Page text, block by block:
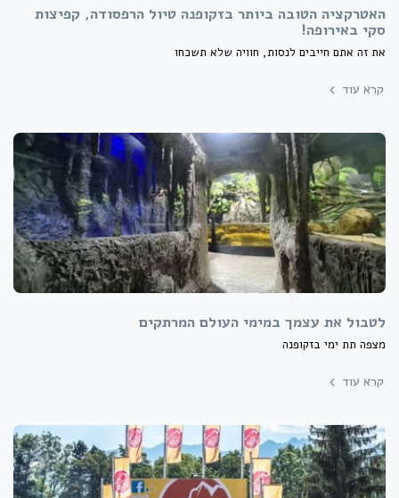
האטרקציה הטובה ביותר בזקופנה טיול הרפסודה, קפיצות
סקי באירופה!
את זה אתם חייבים לנסות, חוויה שלא תשכחו
קרא עוד
לטבול את עצמך במימי העולם המרתקים
מצפה תת ימי בזקופנה
קרא עוד